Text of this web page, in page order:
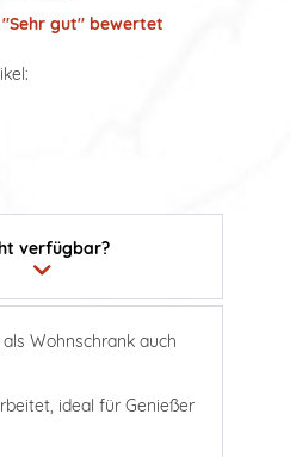
"Sehr gut" bewertet
verfügbar?
Wohnschrank auch
ideal für Genießer